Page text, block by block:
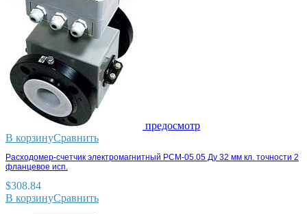
предосмотр
В корзинуСравнить
Расходомер-счетчик электромагнитный РСМ-05.05 Ду 32 мм кл. точности 2
фланцевое исп.
$308.84
В корзинуСравнить